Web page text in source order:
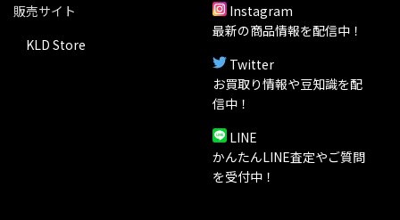
販売サイト
KLD Store
Instagram
最新の商品情報を配信中！
Twitter
お買取り情報や豆知識を配
信中！
LINE
かんたんLINE査定やご質問
を受付中！